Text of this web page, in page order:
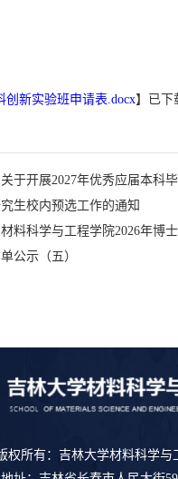
创新实验班申请表.docx】已下
关于开展2027年优秀应届本科
生校内预选工作的通知
材料科学与工程学院2026年博
公示（五）
权所有：吉林大学材料科学与